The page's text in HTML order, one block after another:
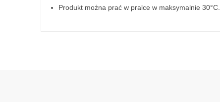
Produkt można prać w pralce w maksymalnie 30°C.